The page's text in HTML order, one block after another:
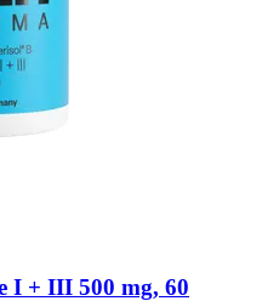
I + III 500 mg, 60